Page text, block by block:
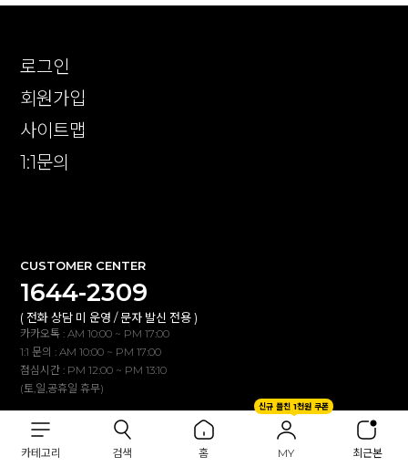
카테고리 검색 홈
신규 플친 1천원 쿠폰
MY 최근본
로그인
회원가입
사이트맵
1:1문의
CUSTOMER CENTER
1644-2309
( 전화 상담 미 운영 / 문자 발신 전용 )
카카오톡 : AM 10:00 ~ PM 17:00
1:1 문의 : AM 10:00 ~ PM 17:00
점심시간 : PM 12:00 ~ PM 13:10
(토,일,공휴일 휴무)
BANK INFO